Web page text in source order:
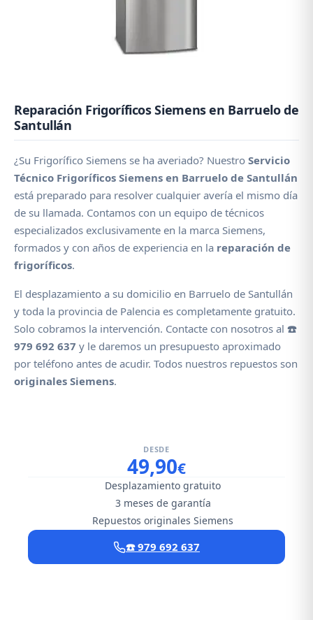
Reparación Frigoríficos Siemens en Barruelo de
Santullán
¿Su Frigorífico Siemens se ha averiado? Nuestro Servicio
Técnico Frigoríficos Siemens en Barruelo de Santullán
está preparado para resolver cualquier avería el mismo día
de su llamada. Contamos con un equipo de técnicos
especializados exclusivamente en la marca Siemens,
formados y con años de experiencia en la reparación de
frigoríficos.
El desplazamiento a su domicilio en Barruelo de Santullán
y toda la provincia de Palencia es completamente gratuito.
Solo cobramos la intervención. Contacte con nosotros al ☎️
979 692 637 y le daremos un presupuesto aproximado
por teléfono antes de acudir. Todos nuestros repuestos son
originales Siemens.
DESDE
49,90€
Desplazamiento gratuito
3 meses de garantía
Repuestos originales Siemens
☎️ 979 692 637